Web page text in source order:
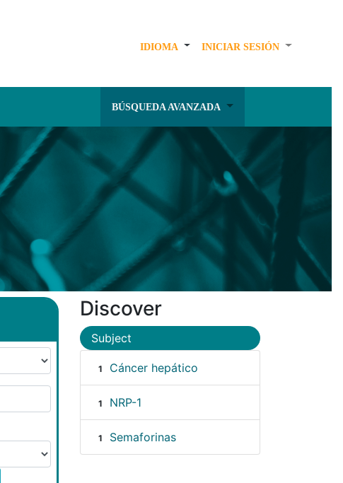
IDIOMA INICIAR SESIÓN
BÚSQUEDA AVANZADA
Discover
Subject
1 Cáncer hepático
1 NRP-1
1 Semaforinas